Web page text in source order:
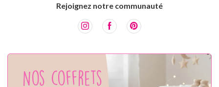
Rejoignez notre communauté
Nos coffrets